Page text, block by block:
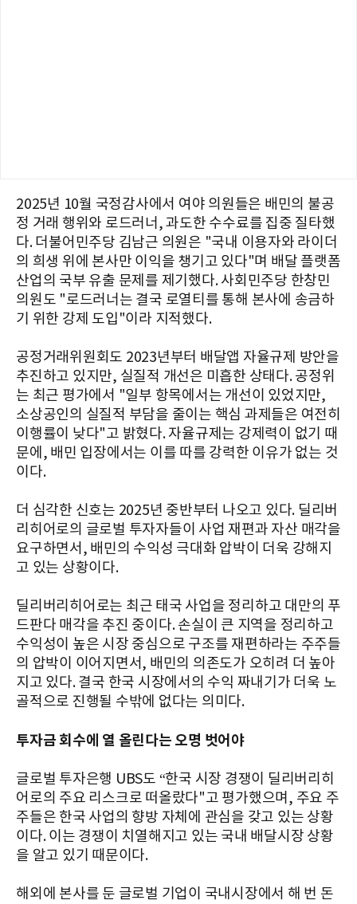
2025년 10월 국정감사에서 여야 의원들은 배민의 불공
정 거래 행위와 로드러너, 과도한 수수료를 집중 질타했
다. 더불어민주당 김남근 의원은 "국내 이용자와 라이더
의 희생 위에 본사만 이익을 챙기고 있다"며 배달 플랫폼
산업의 국부 유출 문제를 제기했다. 사회민주당 한창민
의원도 "로드러너는 결국 로열티를 통해 본사에 송금하
기 위한 강제 도입"이라 지적했다.
공정거래위원회도 2023년부터 배달앱 자율규제 방안을
추진하고 있지만, 실질적 개선은 미흡한 상태다. 공정위
는 최근 평가에서 "일부 항목에서는 개선이 있었지만,
소상공인의 실질적 부담을 줄이는 핵심 과제들은 여전히
이행률이 낮다"고 밝혔다. 자율규제는 강제력이 없기 때
문에, 배민 입장에서는 이를 따를 강력한 이유가 없는 것
이다.
더 심각한 신호는 2025년 중반부터 나오고 있다. 딜리버
리히어로의 글로벌 투자자들이 사업 재편과 자산 매각을
요구하면서, 배민의 수익성 극대화 압박이 더욱 강해지
고 있는 상황이다.
딜리버리히어로는 최근 태국 사업을 정리하고 대만의 푸
드판다 매각을 추진 중이다. 손실이 큰 지역을 정리하고
수익성이 높은 시장 중심으로 구조를 재편하라는 주주들
의 압박이 이어지면서, 배민의 의존도가 오히려 더 높아
지고 있다. 결국 한국 시장에서의 수익 짜내기가 더욱 노
골적으로 진행될 수밖에 없다는 의미다.
투자금 회수에 열 올린다는 오명 벗어야
글로벌 투자은행 UBS도 “한국 시장 경쟁이 딜리버리히
어로의 주요 리스크로 떠올랐다"고 평가했으며, 주요 주
주들은 한국 사업의 향방 자체에 관심을 갖고 있는 상황
이다. 이는 경쟁이 치열해지고 있는 국내 배달시장 상황
을 알고 있기 때문이다.
해외에 본사를 둔 글로벌 기업이 국내시장에서 해 번 돈